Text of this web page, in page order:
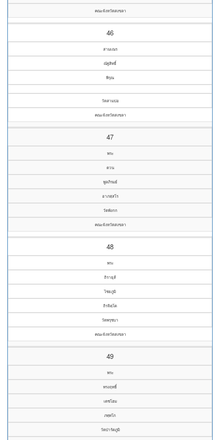
คณะจังหวัดสงขลา
46
สามเณร
ณัฐสิทธิ์
พิรุณ
วัดสามบ่อ
คณะจังหวัดสงขลา
47
พระ
ดวน
พูลภิรมย์
อาภสฺสโร
วัดพังกก
คณะจังหวัดสงขลา
48
พระ
ถิรายุส์
ไชยภูมิ
ถิรจิตฺโต
วัดพรุชบา
คณะจังหวัดสงขลา
49
พระ
ทรงฤทธิ์
เดชโฮม
ภทฺทโก
วัดป่ารัตภูมิ